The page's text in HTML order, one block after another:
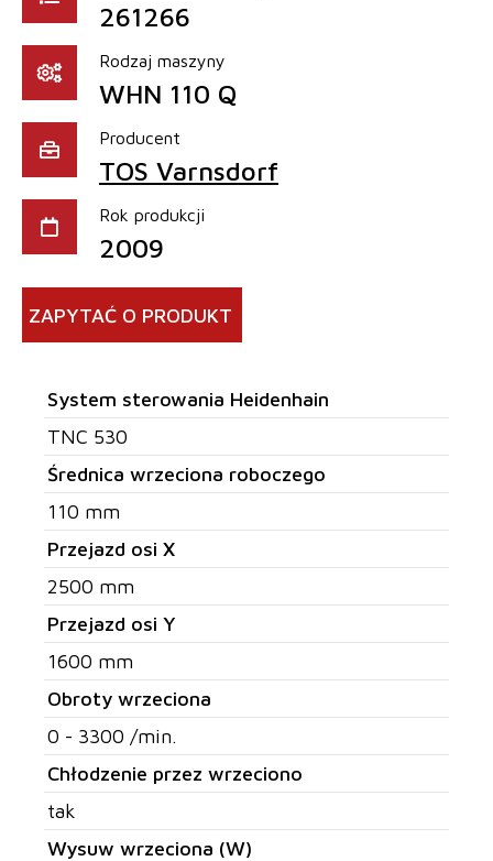
261266
Rodzaj maszyny
WHN 110 Q
Producent
TOS Varnsdorf
Rok produkcji
2009
ZAPYTAĆ O PRODUKT
System sterowania Heidenhain
TNC 530
Średnica wrzeciona roboczego
110 mm
Przejazd osi X
2500 mm
Przejazd osi Y
1600 mm
Obroty wrzeciona
0 - 3300 /min.
Chłodzenie przez wrzeciono
tak
Wysuw wrzeciona (W)